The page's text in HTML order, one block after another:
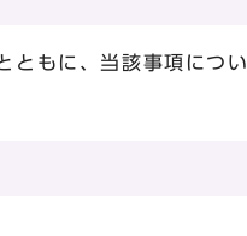
ともに、当該事項につい